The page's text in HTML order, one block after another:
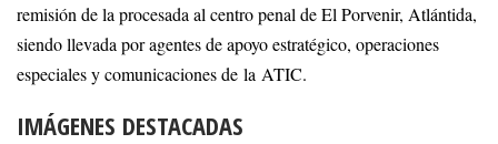
remisión de la procesada al centro penal de El Porvenir, Atlántida,
siendo llevada por agentes de apoyo estratégico, operaciones
especiales y comunicaciones de la ATIC.
IMÁGENES DESTACADAS